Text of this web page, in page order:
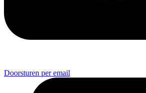
Doorsturen per email